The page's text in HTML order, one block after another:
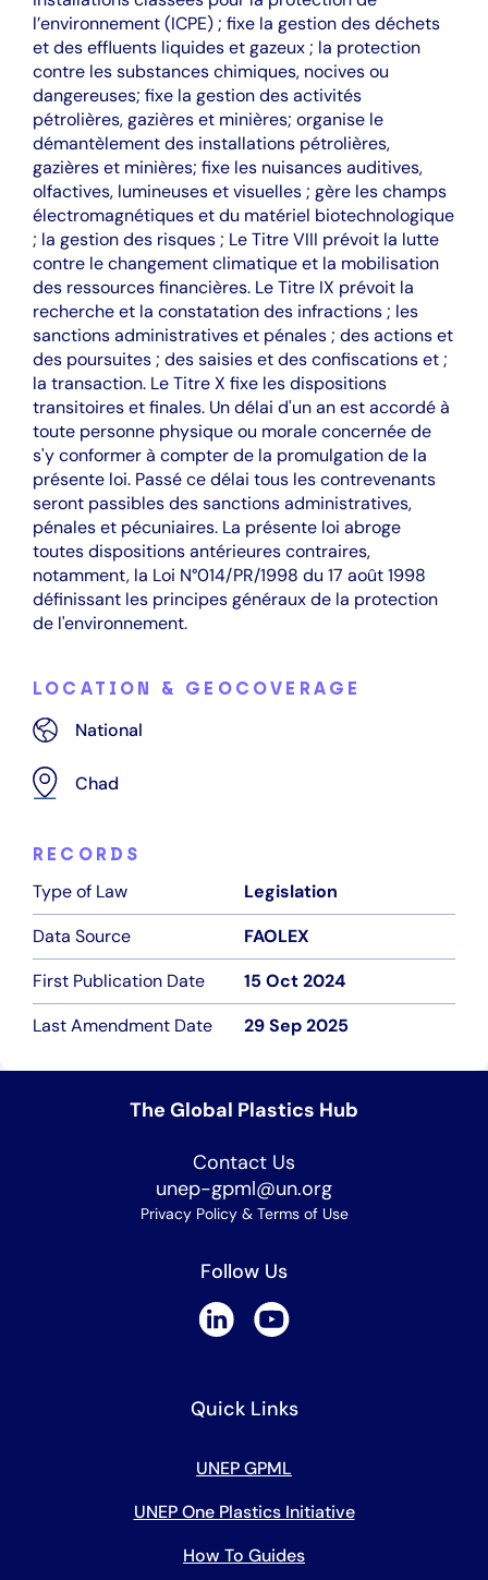
l’environnement (ICPE) ; fixe la gestion des déchets
et des effluents liquides et gazeux ; la protection
contre les substances chimiques, nocives ou
dangereuses; fixe la gestion des activités
pétrolières, gazières et minières; organise le
démantèlement des installations pétrolières,
gazières et minières; fixe les nuisances auditives,
olfactives, lumineuses et visuelles ; gère les champs
électromagnétiques et du matériel biotechnologique
; la gestion des risques ; Le Titre VIII prévoit la lutte
contre le changement climatique et la mobilisation
des ressources financières. Le Titre IX prévoit la
recherche et la constatation des infractions ; les
sanctions administratives et pénales ; des actions et
des poursuites ; des saisies et des confiscations et ;
la transaction. Le Titre X fixe les dispositions
transitoires et finales. Un délai d'un an est accordé à
toute personne physique ou morale concernée de
s'y conformer à compter de la promulgation de la
présente loi. Passé ce délai tous les contrevenants
seront passibles des sanctions administratives,
pénales et pécuniaires. La présente loi abroge
toutes dispositions antérieures contraires,
notamment, la Loi N°014/PR/1998 du 17 août 1998
définissant les principes généraux de la protection
de l'environnement.
LOCATION & GEOCOVERAGE
National
Chad
RECORDS
Type of Law
Legislation
Data Source
FAOLEX
First Publication Date
15 Oct 2024
Last Amendment Date
29 Sep 2025
The Global Plastics Hub
Contact Us
unep-gpml@un.org
Privacy Policy & Terms of Use
Follow Us
Quick Links
UNEP GPML
UNEP One Plastics Initiative
How To Guides